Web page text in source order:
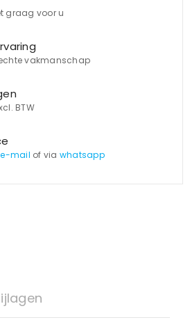
graag voor u
vakmanschap
BTW
e-mail of via whatsapp